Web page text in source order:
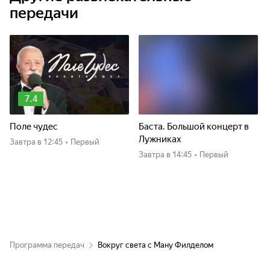
передачи
7.4
Поле чудес
Завтра в 12:45 • Первый
Баста. Большой концерт в
Лужниках
Завтра в 14:45 • Первый
Программа передач Вокруг света с Ману Филделом